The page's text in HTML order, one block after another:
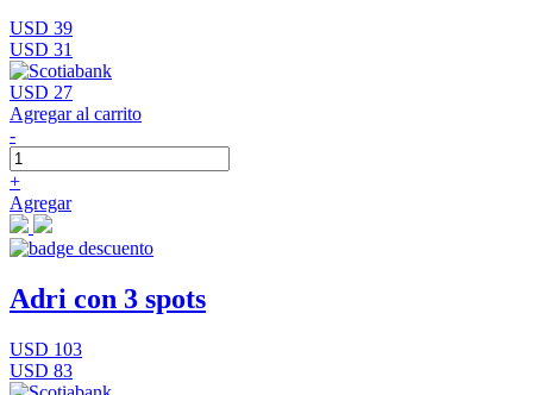
USD 39
USD 31
USD 27
Agregar al carrito
-
+
Agregar
Adri con 3 spots
USD 103
USD 83